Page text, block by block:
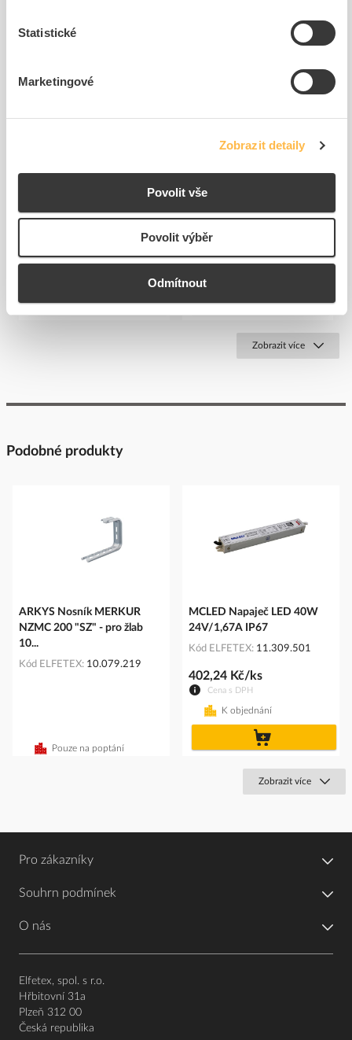
Statistické
Marketingové
Zobrazit detaily
Povolit vše
Povolit výběr
Odmítnout
2CKA001754A4442
Kód ELFETEX 10.873.902
Cena s DPH
tlačítkové
Kód ELFETEX
Cena s DPH
3 995,23 Kč/ks
Zobrazit více
Podobné produkty
ARKYS Nosník MERKUR
NZMC 200 "SZ" - pro žlab
10...
Kód ELFETEX 10.079.219
Pouze na poptání
MCLED Napaječ LED 40W
24V/1,67A IP67
Kód ELFETEX 11.309.501
Cena s DPH
402,24 Kč/ks
K objednání
Zobrazit více
Pro zákazníky
Souhrn podmínek
O nás
Elfetex, spol. s r.o.
Hřbitovní 31a
Plzeň 312 00
Česká republika